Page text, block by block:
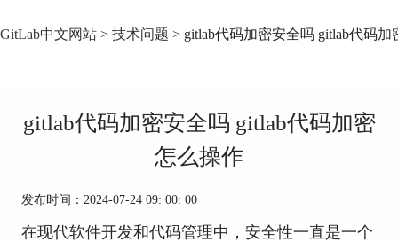
GitLab中文网站 > 技术问题 > gitlab代码加密安全吗 gitlab代码加
gitlab代码加密安全吗 gitlab代码加密
怎么操作
发布时间：2024-07-24 09: 00: 00
在现代软件开发和代码管理中，安全性一直是一个